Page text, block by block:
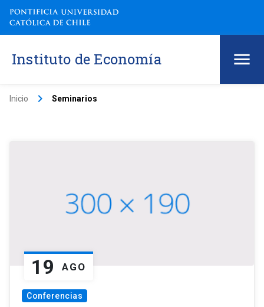
Instituto de Economía
Inicio keyboard_arrow_right Seminarios
19 AGO
Conferencias